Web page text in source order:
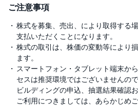
ご注意事項
株式を募集、売出、により取得する
支払いただくことになります。
株式の取引は、株価の変動等により
ます。
スマートフォン・タブレット端末か
セスは推奨環境ではございませんの
ビルディングの申込、抽選結果確認
ご利用につきましては、あらかじめご